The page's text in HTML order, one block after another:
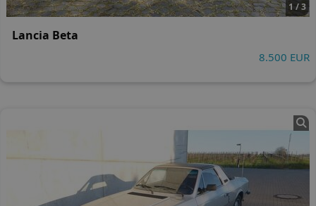
1 / 3
Lancia Beta
8.500 EUR